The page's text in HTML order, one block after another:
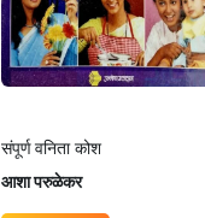
संपूर्ण वनिता कोश
आशा परुळेकर